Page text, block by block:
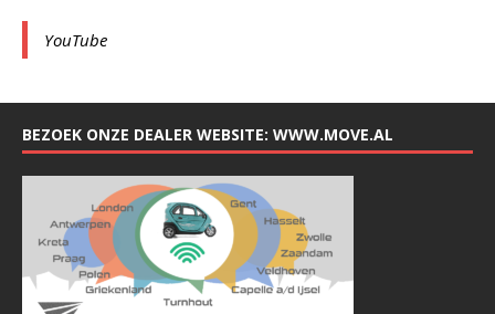
YouTube
BEZOEK ONZE DEALER WEBSITE: WWW.MOVE.AL